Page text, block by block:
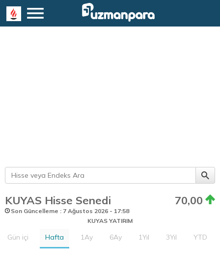
KUYAS Hisse Senedi 70,00
Son Güncelleme : 7 Ağustos 2026 - 17:58
KUYAS YATIRIM
Gün içi Hafta 1Ay 6Ay 1Yıl 3Yıl YTD